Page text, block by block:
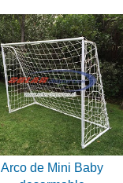
Arco de Mini Baby